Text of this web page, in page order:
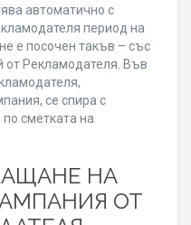
автоматично с
период на
е посочен такъв – със
от Рекламодателя. Във
се спира с
сметката на
НА
ОТ